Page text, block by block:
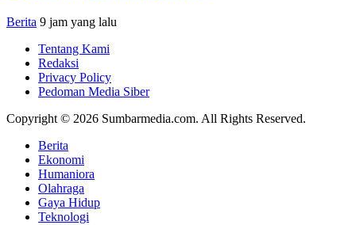
Berita 9 jam yang lalu
Tentang Kami
Redaksi
Privacy Policy
Pedoman Media Siber
Copyright © 2026 Sumbarmedia.com. All Rights Reserved.
Berita
Ekonomi
Humaniora
Olahraga
Gaya Hidup
Teknologi